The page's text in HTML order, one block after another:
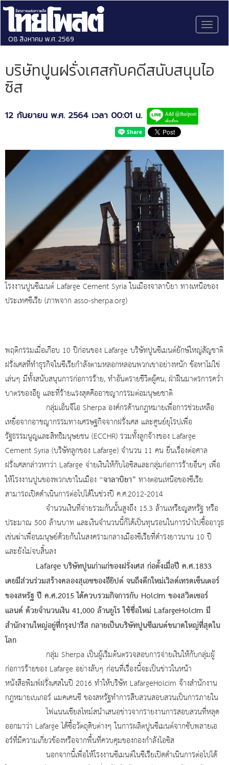
08 สิงหาคม พ.ศ. 2569
บริษัทปูนฝรั่งเศสกับคดีสนับสนุนไอ
ซิส
12 กันยายน พ.ศ. 2564 เวลา 00:01 น.
โรงงานปูนซีเมนต์ Lafarge Cement Syria ในเมืองจาลาบิยา ทางเหนือของ
ประเทศซีเรีย (ภาพจาก asso-sherpa.org)
พฤติกรรมเมื่อเกือบ 10 ปีก่อนของ Lafarge บริษัทปูนซีเมนต์ยักษ์ใหญ่สัญชาติ
ฝรั่งเศสที่ทำธุรกิจในซีเรียกำลังตามหลอกหลอนพวกเขาอย่างหนัก ข้อหาไม่ใช่
เล่นๆ มีทั้งสนับสนุนการก่อการร้าย, ทำอันตรายชีวิตผู้คน, ฝ่าฝืนมาตรการคว่ำ
บาตรของอียู และที่ร้ายแรงสุดคืออาชญากรรมต่อมนุษยชาติ
กลุ่มเอ็นจีโอ Sherpa องค์กรด้านกฎหมายเพื่อการช่วยเหลือ
เหยื่อจากอาชญากรรมทางเศรษฐกิจจากฝรั่งเศส และศูนย์ยุโรปเพื่อ
รัฐธรรมนูญและสิทธิมนุษยชน (ECCHR) รวมทั้งลูกจ้างของ Lafarge
Cement Syria (บริษัทลูกของ Lafarge) จำนวน 11 คน ยื่นเรื่องต่อศาล
ฝรั่งเศสกล่าวหาว่า Lafarge จ่ายเงินให้กับไอซิสและกลุ่มก่อการร้ายอื่นๆ เพื่อ
ให้โรงงานปูนของพวกเขาในเมือง “จาลาบิยา” ทางตอนเหนือของซีเรีย
สามารถเปิดดำเนินการต่อไปได้ในช่วงปี ค.ศ.2012-2014
จำนวนเงินที่จ่ายรวมกันนั้นสูงถึง 15.3 ล้านเหรียญสหรัฐ หรือ
ประมาณ 500 ล้านบาท และเงินจำนวนนี้ก็ได้เป็นทุนรอนในการนำไปซื้ออาวุธ
เข่นฆ่าเพื่อนมนุษย์ด้วยกันในสงครามกลางเมืองซีเรียที่ดำรงยาวนาน 10 ปี
และยังไม่จบสิ้นลง
Lafarge บริษัทปูนเก่าแก่ของฝรั่งเศส ก่อตั้งเมื่อปี ค.ศ.1833
เคยมีส่วนร่วมสร้างคลองสุเอซของอียิปต์ จนถึงตึกใหม่เวิลด์เทรดเซ็นเตอร์
ของสหรัฐ ปี ค.ศ.2015 ได้ควบรวมกิจการกับ Holcim ของสวิตเซอร์
แลนด์ ด้วยจำนวนเงิน 41,000 ล้านยูโร ใช้ชื่อใหม่ LafargeHolcim มี
สำนักงานใหญ่อยู่ที่กรุงปารีส กลายเป็นบริษัทปูนซีเมนต์ขนาดใหญ่ที่สุดใน
โลก
กลุ่ม Sherpa เป็นผู้เริ่มต้นตรวจสอบการจ่ายเงินให้กับกลุ่มผู้
ก่อการร้ายของ Lafarge อย่างลับๆ ก่อนที่เรื่องนี้จะเป็นข่าวในหน้า
หนังสือพิมพ์ฝรั่งเศสในปี 2016 ทำให้บริษัท LafargeHolcim จ้างสำนักงาน
กฎหมายเบเกอร์ แมคเคนซี ของสหรัฐทำการสืบสวนสอบสวนเป็นการภายใน
ไฟแนนเชียลไทม์สนำเสนอข่าวจากรายงานการสอบสวนที่หลุด
ออกมาว่า Lafarge ได้ซื้อวัตถุดิบต่างๆ ในการผลิตปูนซีเมนต์จากซับพลายเอ
อร์ที่มีความเกี่ยวข้องหรือจากพื้นที่ควบคุมของกองกำลังไอซิส
นอกจากนี้เพื่อให้โรงงานซีเมนต์ในซีเรียเปิดดำเนินการต่อไปได้